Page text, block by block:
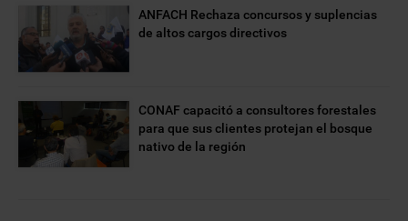
ANFACH Rechaza concursos y suplencias
de altos cargos directivos
CONAF capacitó a consultores forestales
para que sus clientes protejan el bosque
nativo de la región